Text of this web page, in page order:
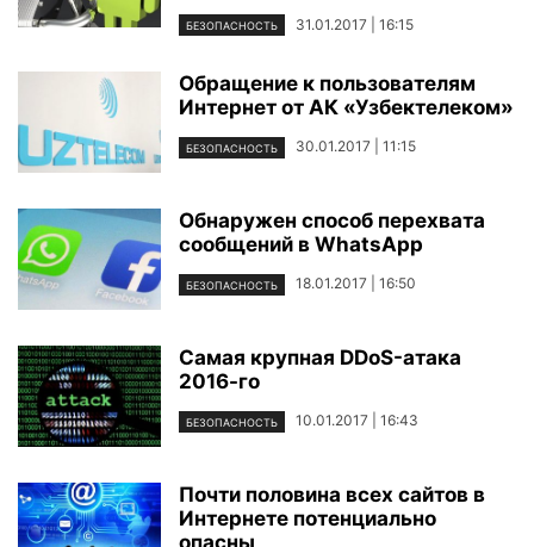
БЕЗОПАСНОСТЬ 31.01.2017 | 16:15
Обращение к пользователям
Интернет от АК «Узбектелеком»
БЕЗОПАСНОСТЬ 30.01.2017 | 11:15
Обнаружен способ перехвата
сообщений в WhatsApp
БЕЗОПАСНОСТЬ 18.01.2017 | 16:50
Самая крупная DDoS-атака
2016-го
БЕЗОПАСНОСТЬ 10.01.2017 | 16:43
Почти половина всех сайтов в
Интернете потенциально